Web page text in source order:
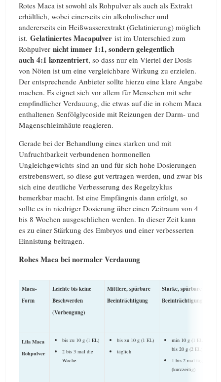
Rotes Maca ist sowohl als Rohpulver als auch als Extrakt
erhältlich, wobei einerseits ein alkoholischer und
andererseits ein Heißwasserextrakt (Gelatinierung) möglich
ist. Gelatiniertes Macapulver ist im Unterschied zum
Rohpulver nicht immer 1:1, sondern gelegentlich
auch 4:1 konzentriert, so dass nur ein Viertel der Dosis
von Nöten ist um eine vergleichbare Wirkung zu erzielen.
Der entsprechende Anbieter sollte hierzu eine klare Angabe
machen. Es eignet sich vor allem für Menschen mit sehr
empfindlicher Verdauung, die etwas auf die in rohem Maca
enthaltenen Senfölglycoside mit Reizungen der Darm- und
Magenschleimhäute reagieren.
Gerade bei der Behandlung eines starken und mit
Unfruchtbarkeit verbundenen hormonellen
Ungleichgewichts sind an und für sich hohe Dosierungen
erstrebenswert, so diese gut vertragen werden, und zwar bis
sich eine deutliche Verbesserung des Regelzyklus
bemerkbar macht. Ist eine Empfängnis dann erfolgt, so
sollte es in niedriger Dosierung über einen Zeitraum von 4
bis 8 Wochen ausgeschlichen werden. In dieser Zeit kann
es zu einer Stärkung des Embryos und einer verbesserten
Einnistung beitragen.
Rohes Maca bei normaler Verdauung
Maca-
Form
Leichte bis keine
Beschwerden
(Vorbeugung)
Mittlere, spürbare
Beeinträchtigung
Starke, spürbare
Beeinträchtigung
Lila Maca
Rohpulver
bis zu 10 g (1 EL)
2 bis 3 mal die
Woche
bis zu 10 g (1 EL)
täglich
min 10 g (1 EL)
bis 20 g (2 EL)
1 bis 2 mal täglich
(kurzzeitig)